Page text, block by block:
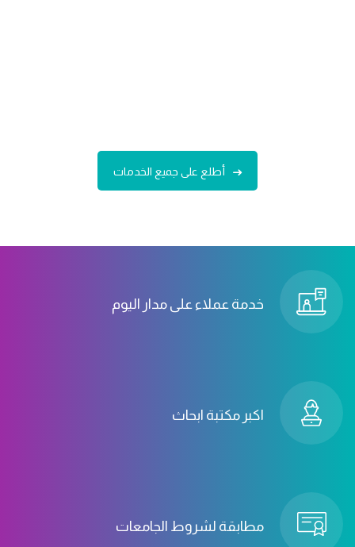
أطلع على جميع الخدمات
خدمة عملاء على مدار اليوم
اكبر مكتبة ابحاث
مطابقة لشروط الجامعات